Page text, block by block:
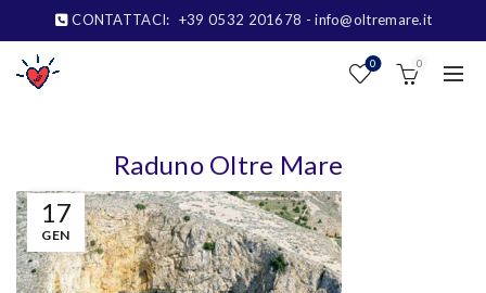
CONTATTACI: +39 0532 201678 - info@oltremare.it
0 0
17
GEN
Raduno Oltre Mare